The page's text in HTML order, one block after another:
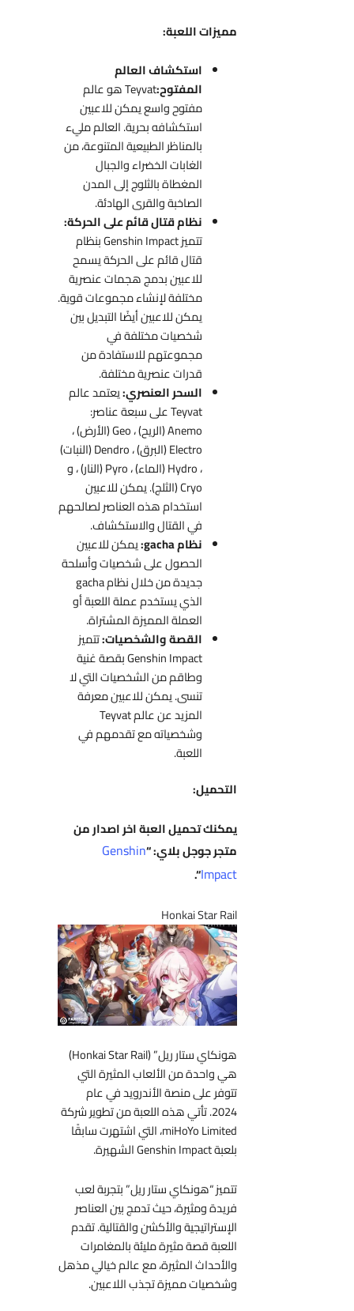
مميزات اللعبة:
استكشاف العالم
المفتوح:
Teyvat هو عالم
مفتوح واسع يمكن للاعبين
استكشافه بحرية. العالم مليء
بالمناظر الطبيعية المتنوعة، من
الغابات الخضراء والجبال
المغطاة بالثلوج إلى المدن
الصاخبة والقرى الهادئة.
نظام قتال قائم على الحركة:
تتميز Genshin Impact بنظام
قتال قائم على الحركة يسمح
للاعبين بدمج هجمات عنصرية
مختلفة لإنشاء مجموعات قوية.
يمكن للاعبين أيضًا التبديل بين
شخصيات مختلفة في
مجموعتهم للاستفادة من
قدرات عنصرية مختلفة.
السحر العنصري:يعتمد عالم
Teyvat على سبعة عناصر:
Anemo (الريح) ، Geo (الأرض) ،
Electro (البرق) ، Dendro (النبات)
، Hydro (الماء) ، Pyro (النار) ، و
Cryo (الثلج). يمكن للاعبين
استخدام هذه العناصر لصالحهم
في القتال والاستكشاف.
نظام gacha:
يمكن للاعبين
الحصول على شخصيات وأسلحة
جديدة من خلال نظام gacha
الذي يستخدم عملة اللعبة أو
العملة المميزة المشتراة.
القصة والشخصيات:تتميز
Genshin Impact بقصة غنية
وطاقم من الشخصيات التي لا
تنسى. يمكن للاعبين معرفة
المزيد عن عالم Teyvat
وشخصياته مع تقدمهم في
التحميل:
يمكنك تحميل العبة اخر اصدار من
متجر جوجل بلاي: “Genshin
Impact
“.
Honkai Star Rail
هونكاي ستار ريل” (Honkai Star Rail)
هي واحدة من الألعاب المثيرة التي
تتوفر على منصة الأندرويد في عام
2024. تأتي هذه اللعبة من تطوير شركة
miHoYo Limited، التي اشتهرت سابقًا
تتميز “هونكاي ستار ريل” بتجربة لعب
فريدة ومثيرة، حيث تدمج بين العناصر
الإستراتيجية والأكشن والقتالية. تقدم
اللعبة قصة مثيرة مليئة بالمغامرات
والأحداث المثيرة، مع عالم خيالي مذهل
وشخصيات مميزة تجذب اللاعبين.